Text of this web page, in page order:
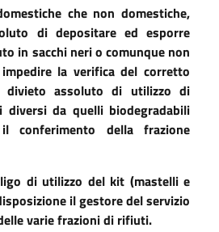
che non domestiche,
di depositare ed esporre
in sacchi neri o comunque non
la verifica del corretto
divieto assoluto di utilizzo di
diversi da quelli biodegradabili
conferimento della frazione
di utilizzo del kit (mastelli e
il gestore del servizio
varie frazioni di rifiuti.